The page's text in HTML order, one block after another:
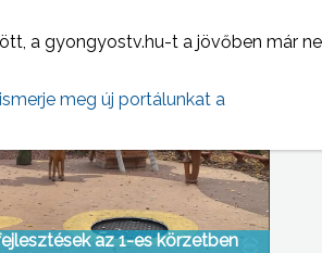
az 1-es körzetben
a gyongyostv.hu-t a jövőben már
meg új portálunkat a